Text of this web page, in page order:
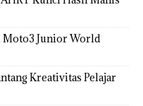
Moto3 Junior World
Kreativitas Pelajar